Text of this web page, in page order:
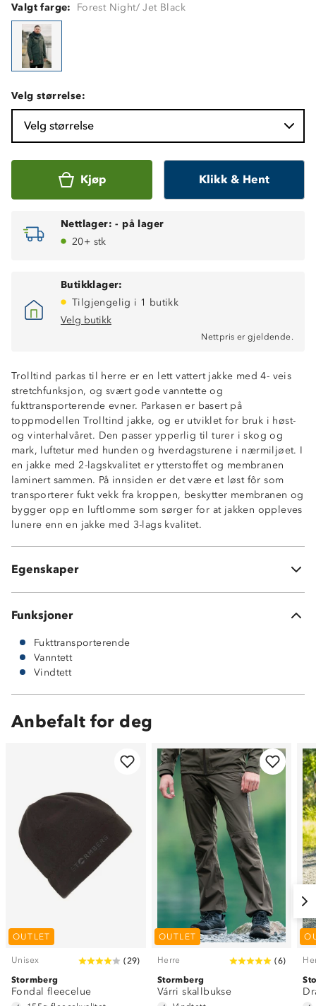
Valgt farge: Forest Night/ Jet Black
Velg størrelse:
Velg størrelse
Kjøp Klikk & Hent
Nettlager: - på lager
20+ stk
Butikklager:
Tilgjengelig i 1 butikk
Velg butikk
Nettpris er gjeldende.
Trolltind parkas til herre er en lett vattert jakke med 4- veis
stretchfunksjon, og svært gode vanntette og
fukttransporterende evner. Parkasen er basert på
toppmodellen Trolltind jakke, og er utviklet for bruk i høst-
og vinterhalvåret. Den passer ypperlig til turer i skog og
mark, luftetur med hunden og hverdagsturene i nærmiljøet. I
en jakke med 2-lagskvalitet er ytterstoffet og membranen
laminert sammen. På innsiden er det være et løst fôr som
transporterer fukt vekk fra kroppen, beskytter membranen og
bygger opp en luftlomme som sørger for at jakken oppleves
lunere enn en jakke med 3-lags kvalitet.
Egenskaper
Tapede sømmer
Toveis glidelås
4-veis stretch for økt bevegelighet
Dobbel stormklaff
God lengde på jakken
Ventilasjonsåpninger under armene
To dype, utvendige lommer
En innerlomme med glidelås
To stikklommer på innsiden
Fast hette med gode justeringsmuligheter
Meshfôr på innsiden av rygg
2-lags skalljakke
Funksjoner
Fukttransporterende
Vanntett
Vindtett
Anbefalt for deg
OUTLET
Unisex ( 29)
Stormberg
Fondal fleecelue
OUTLET
Herre (6)
Stormberg
Várri skallbukse